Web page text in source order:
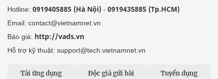
Hotline: 0919405885 (Hà Nội) - 0919435885 (Tp.HCM)
Email: contact@vietnamnet.vn
Báo giá: http://vads.vn
Hỗ trợ kỹ thuật: support@tech.vietnamnet.vn
Tải ứng dụng Độc giả gửi bài Tuyển dụng